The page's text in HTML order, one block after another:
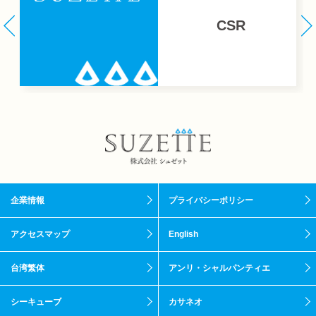
CSR
企業情報 プライバシーポリシー
アクセスマップ English
台湾繁体 アンリ・シャルパンティエ
シーキューブ カサネオ